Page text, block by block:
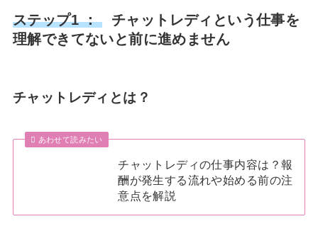
ステップ1 ：
チャットレディという仕事を
理解できてないと前に進めません
チャットレディとは？
あわせて読みたい
チャットレディの仕事内容は？報
酬が発生する流れや始める前の注
意点を解説